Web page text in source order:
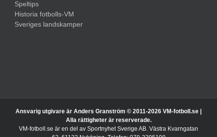
Speltips
Historia fotbolls-VM
Sveriges landskamper
Ansvarig utgivare är Anders Granström © 2011-2026 VM-fotboll.se |
Alla rättigheter är reserverade.
VM-fotboll.se är en del av Sportnyhet Sverige AB. Västra Kvarngatan